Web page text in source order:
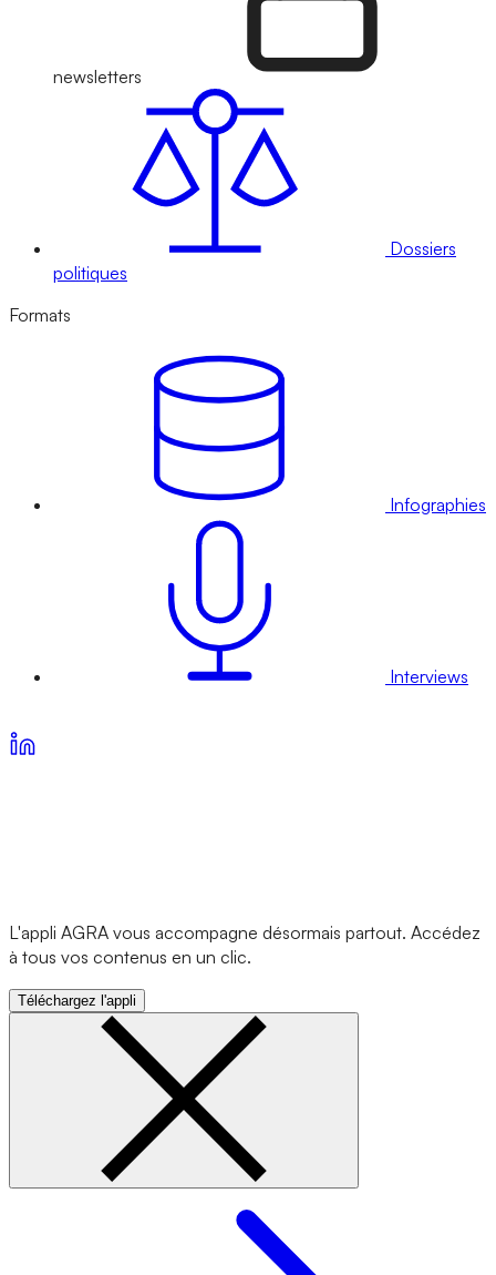
newsletters
Dossiers
politiques
Formats
Infographies
Interviews
L'appli AGRA vous accompagne désormais partout. Accédez
à tous vos contenus en un clic.
Téléchargez l'appli